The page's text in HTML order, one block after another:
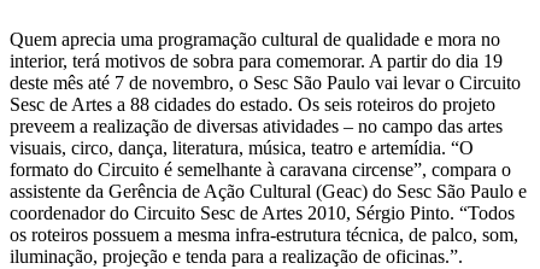
Quem aprecia uma programação cultural de qualidade e mora no
interior, terá motivos de sobra para comemorar. A partir do dia 19
deste mês até 7 de novembro, o Sesc São Paulo vai levar o Circuito
Sesc de Artes a 88 cidades do estado. Os seis roteiros do projeto
preveem a realização de diversas atividades – no campo das artes
visuais, circo, dança, literatura, música, teatro e artemídia. “O
formato do Circuito é semelhante à caravana circense”, compara o
assistente da Gerência de Ação Cultural (Geac) do Sesc São Paulo e
coordenador do Circuito Sesc de Artes 2010, Sérgio Pinto. “Todos
os roteiros possuem a mesma infra-estrutura técnica, de palco, som,
iluminação, projeção e tenda para a realização de oficinas.”.